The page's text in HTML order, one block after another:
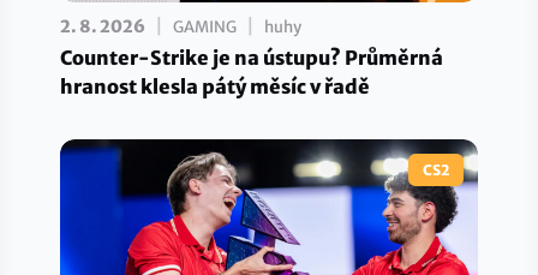
2. 8. 2026 GAMING huhy
Counter-Strike je na ústupu? Průměrná
hranost klesla pátý měsíc v řadě
CS2